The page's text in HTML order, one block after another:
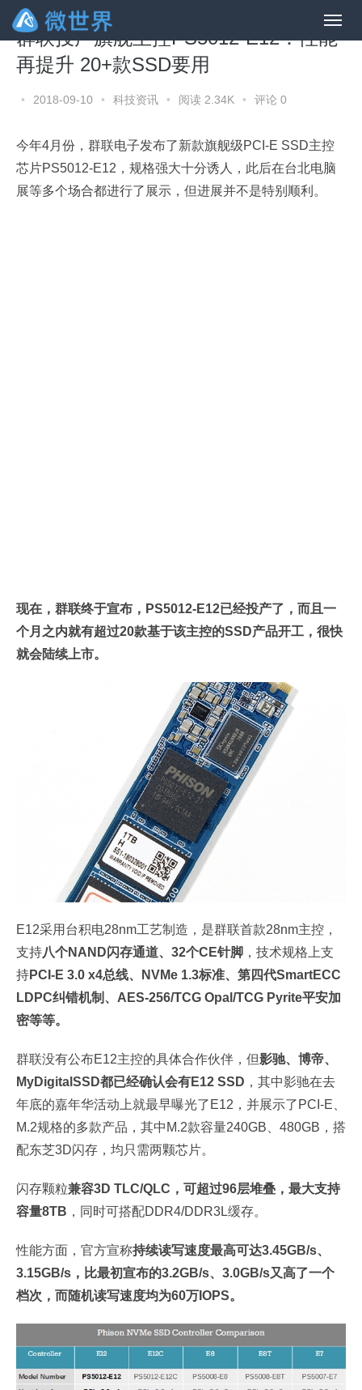
群联投产旗舰主控PS5012-E12：性能
再提升 20+款SSD要用
• 2018-09-10 • 科技资讯 • 阅读 2.34K • 评论 0
今年4月份，群联电子发布了新款旗舰级PCI-E SSD主控
芯片PS5012-E12，规格强大十分诱人，此后在台北电脑
展等多个场合都进行了展示，但进展并不是特别顺利。
现在，群联终于宣布，PS5012-E12已经投产了，而且一
个月之内就有超过20款基于该主控的SSD产品开工，很快
就会陆续上市。
E12采用台积电28nm工艺制造，是群联首款28nm主控，
支持八个NAND闪存通道、32个CE针脚 ，技术规格上支
持PCI-E 3.0 x4总线、NVMe 1.3标准、第四代SmartECC
LDPC纠错机制、AES-256/TCG Opal/TCG Pyrite平安加
密等等。
群联没有公布E12主控的具体合作伙伴，但影驰、博帝、
MyDigitalSSD都已经确认会有E12 SSD ，其中影驰在去
年底的嘉年华活动上就最早曝光了E12，并展示了PCI-E、
M.2规格的多款产品，其中M.2款容量240GB、480GB，搭
配东芝3D闪存，均只需两颗芯片。
闪存颗粒兼容3D TLC/QLC，可超过96层堆叠，最大支持
容量8TB ，同时可搭配DDR4/DDR3L缓存。
性能方面，官方宣称持续读写速度最高可达3.45GB/s、
3.15GB/s，比最初宣布的3.2GB/s、3.0GB/s又高了一个
档次，而随机读写速度均为60万IOPS。